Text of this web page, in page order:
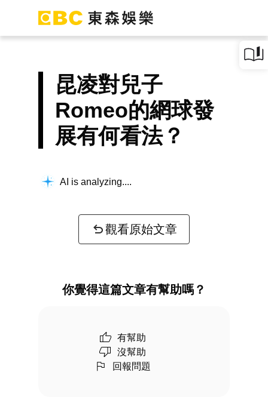
昆凌對兒子
Romeo的網球發
展有何看法？
AI is analyzing...
觀看原始文章
你覺得這篇文章有幫助嗎？
有幫助
沒幫助
回報問題